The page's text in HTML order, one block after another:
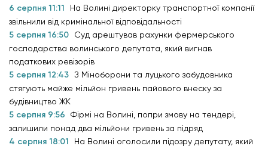
6 серпня 11:11
На Волині директорку транспортної компанії
звільнили від кримінальної відповідальності
5 серпня 16:50
Суд арештував рахунки фермерського
господарства волинського депутата, який вигнав
податкових ревізорів
5 серпня 12:43 З Міноборони та луцького забудовника
стягують майже мільйон гривень пайового внеску за
будівництво ЖК
5 серпня 9:56
Фірмі на Волині, попри змову на тендері,
залишили понад два мільйони гривень за підряд
4 серпня 18:01
На Волині оголосили підозру депутату, який